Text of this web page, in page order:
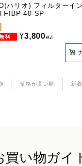
ハリオ) フィルターイ
FIBP-40-SP
¥3,800税込
価格が高い順 新
買い物ガイ